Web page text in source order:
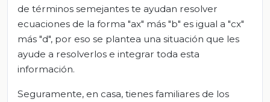
de términos semejantes te ayudan resolver
ecuaciones de la forma "ax" más "b" es igual a "cx"
más "d", por eso se plantea una situación que les
ayude a resolverlos e integrar toda esta
información.
Seguramente, en casa, tienes familiares de los